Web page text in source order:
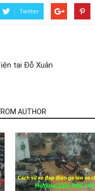
Twitter
tại Đỗ Xuân
AUTHOR